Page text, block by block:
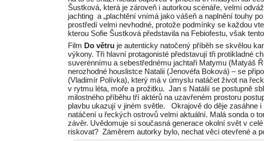
Šustková, která je zároveň i autorkou scénáře, velmi
jachting a „plachtění vnímá jako vášeň a naplnění touhy
prostředí velmi nevhodné, protože podmínky se každou
kterou Sofie Šustková představila na Febiofestu, však
Film Do větru je autenticky natočený příběh se skvělou
výkony. Tři hlavní protagonisté představují tři protikladné
suverénnímu a sebestřednému jachtaři Matymu (Matyáš
nerozhodné houslistce Natalii (Jenovéfa Boková) – se
(Vladimír Polívka), který má v úmyslu natáčet život na
v rytmu léta, moře a prožitku. Jan s Natálií se postupně
milostného příběhu tří aktérů na uzavřeném prostoru
plavbu ukazují v jiném světle. Okrajově do děje zasáhne
natáčení u řeckých ostrovů velmi aktuální. Malá sonda o
závěr. Uvědomuje si současná generace okolní svět v
riskovat? Záměrem autorky bylo, nechat věci otevřené a